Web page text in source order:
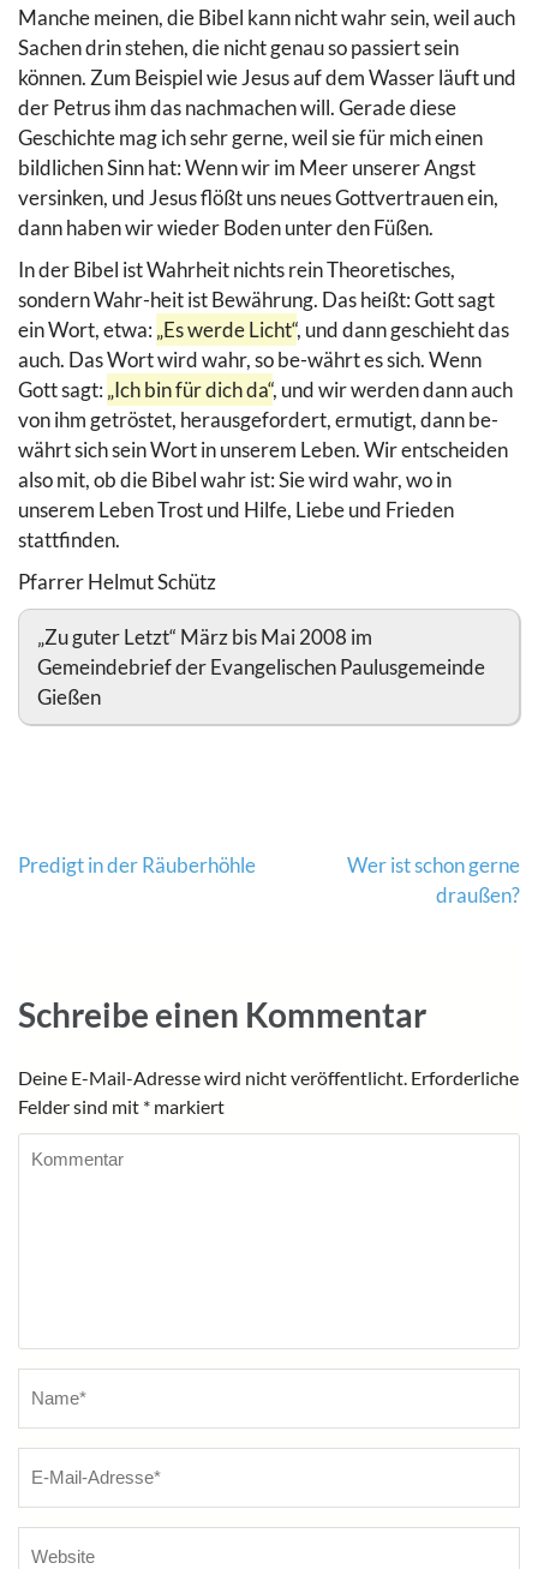
Manche meinen, die Bibel kann nicht wahr sein, weil auch
Sachen drin stehen, die nicht genau so passiert sein
können. Zum Beispiel wie Jesus auf dem Wasser läuft und
der Petrus ihm das nachmachen will. Gerade diese
Geschichte mag ich sehr gerne, weil sie für mich einen
bildlichen Sinn hat: Wenn wir im Meer unserer Angst
versinken, und Jesus flößt uns neues Gottvertrauen ein,
dann haben wir wieder Boden unter den Füßen.
In der Bibel ist Wahrheit nichts rein Theoretisches,
sondern Wahr-heit ist Bewährung. Das heißt: Gott sagt
ein Wort, etwa: „Es werde Licht“, und dann geschieht das
auch. Das Wort wird wahr, so be-währt es sich. Wenn
Gott sagt: „Ich bin für dich da“, und wir werden dann auch
von ihm getröstet, herausgefordert, ermutigt, dann be-
währt sich sein Wort in unserem Leben. Wir entscheiden
also mit, ob die Bibel wahr ist: Sie wird wahr, wo in
unserem Leben Trost und Hilfe, Liebe und Frieden
stattfinden.
Pfarrer Helmut Schütz
„Zu guter Letzt“ März bis Mai 2008 im
Gemeindebrief der Evangelischen Paulusgemeinde
Gießen
Beitragsnavigation
Predigt in der Räuberhöhle
Wer ist schon gerne
draußen?
Schreibe einen Kommentar
Deine E-Mail-Adresse wird nicht veröffentlicht. Erforderliche
Felder sind mit * markiert